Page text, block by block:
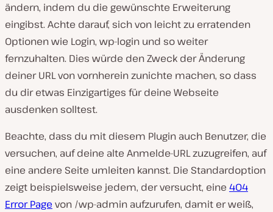
ändern, indem du die gewünschte Erweiterung
eingibst. Achte darauf, sich von leicht zu erratenden
Optionen wie Login, wp-login und so weiter
fernzuhalten. Dies würde den Zweck der Änderung
deiner URL von vornherein zunichte machen, so dass
du dir etwas Einzigartiges für deine Webseite
ausdenken solltest.
Beachte, dass du mit diesem Plugin auch Benutzer, die
versuchen, auf deine alte Anmelde-URL zuzugreifen, auf
eine andere Seite umleiten kannst. Die Standardoption
zeigt beispielsweise jedem, der versucht, eine 404
Error Page von /wp-admin aufzurufen, damit er weiß,